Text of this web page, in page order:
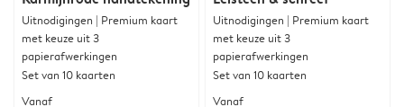
Uitnodigingen | Premium kaart
met keuze uit 3
papierafwerkingen
Set van 10 kaarten
Vanaf
Uitnodigingen | Premium kaart
met keuze uit 3
papierafwerkingen
Set van 10 kaarten
Vanaf